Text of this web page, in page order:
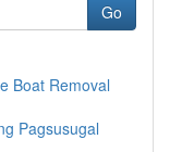
Go
Boat Removal
Pagsusugal